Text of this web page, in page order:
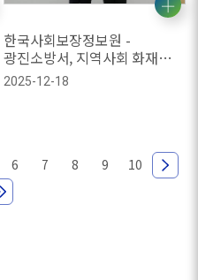
한국사회보장정보원 -
광진소방서, 지역사회 화재
예방 및 안전 문화 확산을 위한
업무협약 체결
2025-12-18
6 7 8 9 10